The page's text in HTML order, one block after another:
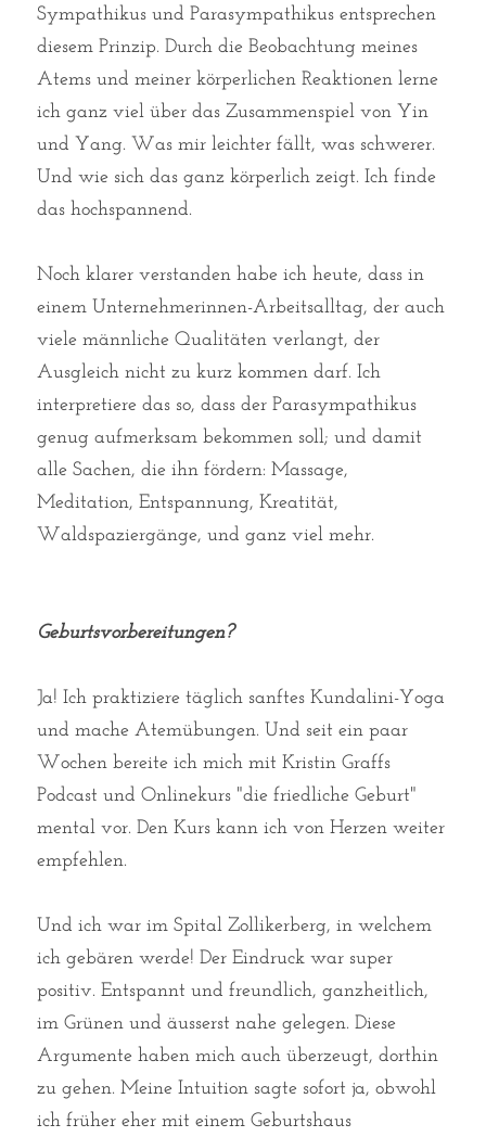
Sympathikus und Parasympathikus entsprechen
diesem Prinzip. Durch die Beobachtung meines
Atems und meiner körperlichen Reaktionen lerne
ich ganz viel über das Zusammenspiel von Yin
und Yang. Was mir leichter fällt, was schwerer.
Und wie sich das ganz körperlich zeigt. Ich finde
das hochspannend.
Noch klarer verstanden habe ich heute, dass in
einem Unternehmerinnen-Arbeitsalltag, der auch
viele männliche Qualitäten verlangt, der
Ausgleich nicht zu kurz kommen darf. Ich
interpretiere das so, dass der Parasympathikus
genug aufmerksam bekommen soll; und damit
alle Sachen, die ihn fördern: Massage,
Meditation, Entspannung, Kreatität,
Waldspaziergänge, und ganz viel mehr.
Geburtsvorbereitungen?
Ja! Ich praktiziere täglich sanftes Kundalini-Yoga
und mache Atemübungen. Und seit ein paar
Wochen bereite ich mich mit Kristin Graffs
Podcast und Onlinekurs "die friedliche Geburt"
mental vor. Den Kurs kann ich von Herzen weiter
empfehlen.
Und ich war im Spital Zollikerberg, in welchem
ich gebären werde! Der Eindruck war super
positiv. Entspannt und freundlich, ganzheitlich,
im Grünen und äusserst nahe gelegen. Diese
Argumente haben mich auch überzeugt, dorthin
zu gehen. Meine Intuition sagte sofort ja, obwohl
ich früher eher mit einem Geburtshaus